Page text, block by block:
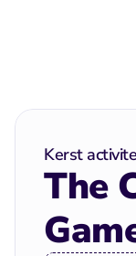
Kerst
The